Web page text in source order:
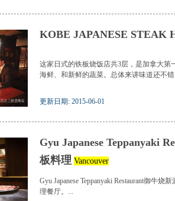
KOBE JAPANESE STEAK
这家日式的铁板烧饭店共3层，是加拿大
海鲜、和新鲜的蔬菜。总体来讲味道还不
更新日期: 2015-06-01
Gyu Japanese Teppanyaki
板料理 Vancouver
Gyu Japanese Teppanyaki Restaurant御牛
理餐厅。...